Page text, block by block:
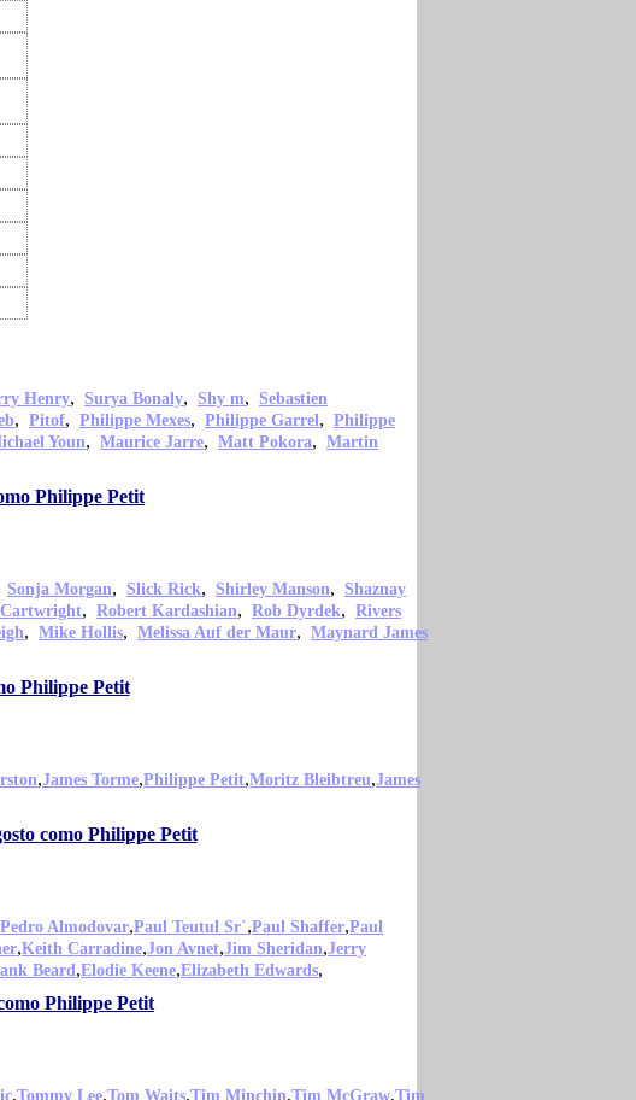
Henry, Surya Bonaly, Shy m, Sebastien
, Pitof, Philippe Mexes, Philippe Garrel, Philippe
Youn, Maurice Jarre, Matt Pokora, Martin
Philippe Petit
Sonja Morgan, Slick Rick, Shirley Manson, Shaznay
, Robert Kardashian, Rob Dyrdek, Rivers
, Mike Hollis, Melissa Auf der Maur, Maynard James
Philippe Petit
,James Torme,Philippe Petit,Moritz Bleibtreu,James
como Philippe Petit
Pedro Almodovar,Paul Teutul Sr`,Paul Shaffer,Paul
,Keith Carradine,Jon Avnet,Jim Sheridan,Jerry
Beard,Elodie Keene,Elizabeth Edwards,
Philippe Petit
,Tommy Lee,Tom Waits,Tim Minchin,Tim McGraw,Tim